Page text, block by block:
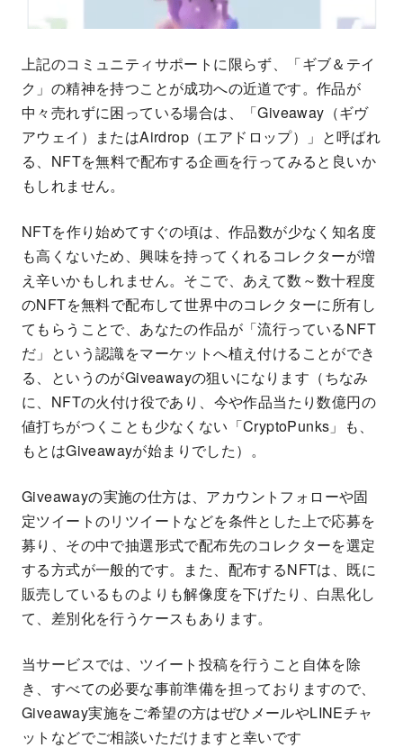
上記のコミュニティサポートに限らず、「ギブ＆テイ
ク」の精神を持つことが成功への近道です。作品が
中々売れずに困っている場合は、「Giveaway（ギヴ
アウェイ）またはAirdrop（エアドロップ）」と呼ばれ
る、NFTを無料で配布する企画を行ってみると良いか
もしれません。
NFTを作り始めてすぐの頃は、作品数が少なく知名度
も高くないため、興味を持ってくれるコレクターが増
え辛いかもしれません。そこで、あえて数～数十程度
のNFTを無料で配布して世界中のコレクターに所有し
てもらうことで、あなたの作品が「流行っているNFT
だ」という認識をマーケットへ植え付けることができ
る、というのがGiveawayの狙いになります（ちなみ
に、NFTの火付け役であり、今や作品当たり数億円の
値打ちがつくことも少なくない「CryptoPunks」も、
もとはGiveawayが始まりでした）。
Giveawayの実施の仕方は、アカウントフォローや固
定ツイートのリツイートなどを条件とした上で応募を
募り、その中で抽選形式で配布先のコレクターを選定
する方式が一般的です。また、配布するNFTは、既に
販売しているものよりも解像度を下げたり、白黒化し
て、差別化を行うケースもあります。
当サービスでは、ツイート投稿を行うこと自体を除
き、すべての必要な事前準備を担っておりますので、
Giveaway実施をご希望の方はぜひメールやLINEチャ
ットなどでご相談いただけますと幸いです